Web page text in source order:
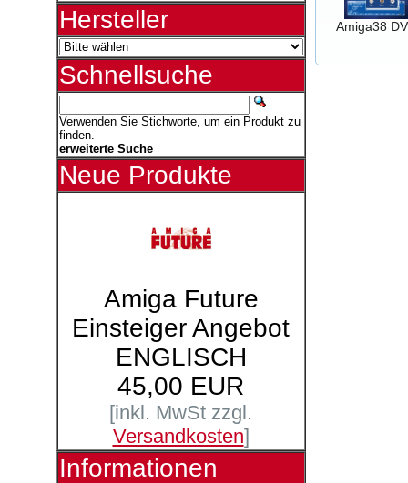
Hersteller
Schnellsuche
Verwenden Sie Stichworte, um ein Produkt zu
finden.
erweiterte Suche
Neue Produkte
Amiga Future
Einsteiger Angebot
ENGLISCH
45,00 EUR
[inkl. MwSt zzgl.
Versandkosten]
Informationen
Amiga38